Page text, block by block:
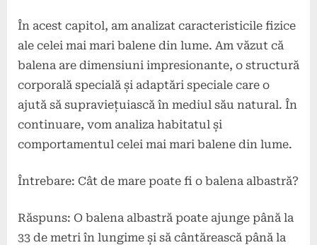
În acest capitol, am analizat caracteristicile fizice
ale celei mai mari balene din lume. Am văzut că
balena are dimensiuni impresionante, o structură
corporală specială și adaptări speciale care o
ajută să supraviețuiască în mediul său natural. În
continuare, vom analiza habitatul și
comportamentul celei mai mari balene din lume.
Întrebare: Cât de mare poate fi o balena albastră?
Răspuns: O balena albastră poate ajunge până la
33 de metri în lungime și să cântărească până la